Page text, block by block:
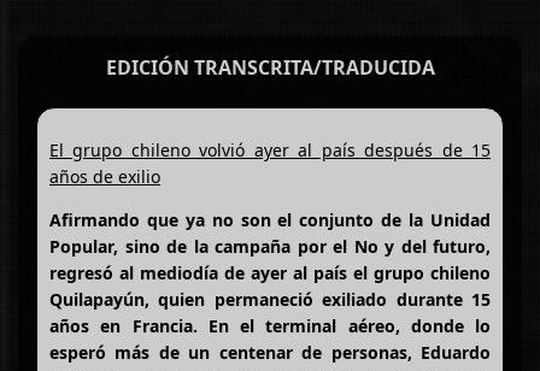
EDICIÓN TRANSCRITA/TRADUCIDA
El grupo chileno volvió ayer al país después de 15
años de exilio
Afirmando que ya no son el conjunto de la Unidad
Popular, sino de la campaña por el No y del futuro,
regresó al mediodía de ayer al país el grupo chileno
Quilapayún, quien permaneció exiliado durante 15
años en Francia. En el terminal aéreo, donde lo
esperó más de un centenar de personas, Eduardo